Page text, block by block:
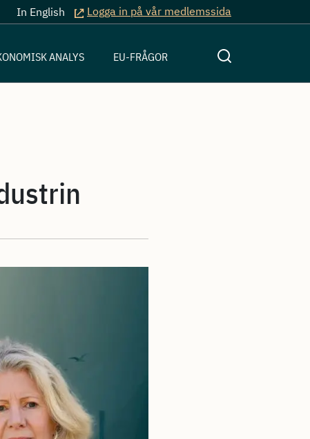
In English Logga in på vår medlemssida
ANALYS EU-FRÅGOR